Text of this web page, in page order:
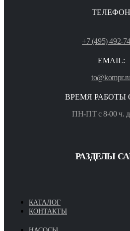
ТЕЛЕФОН
+7 (495) 492-
EMAIL:
to@kompr.ru
ВРЕМЯ РАБОТЫ
ПН-ПТ с 8-00 ч.
РАЗДЕЛЫ
КАТАЛОГ
КОНТАКТЫ